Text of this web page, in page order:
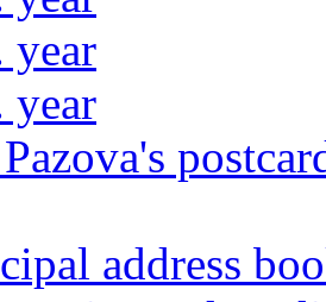
year
year
address